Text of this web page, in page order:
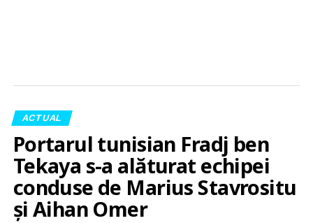
ACTUAL
Portarul tunisian Fradj ben
Tekaya s-a alăturat echipei
conduse de Marius Stavrositu
și Aihan Omer